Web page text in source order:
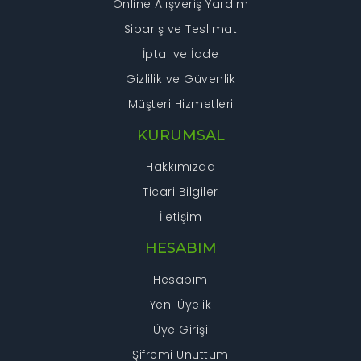
Online Alışveriş Yardım
Sipariş ve Teslimat
İptal ve İade
Gizlilik ve Güvenlik
Müşteri Hizmetleri
KURUMSAL
Hakkımızda
Ticari Bilgiler
İletişim
HESABIM
Hesabım
Yeni Üyelik
Üye Girişi
Şifremi Unuttum